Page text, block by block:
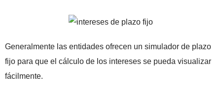
Generalmente las entidades ofrecen un simulador de plazo
fijo para que el cálculo de los intereses se pueda visualizar
fácilmente.